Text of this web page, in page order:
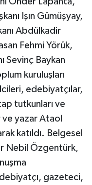
Işın Gümüşyay,
Abdülkadir
Fehmi Yörük,
Sevinç Baykan
kuruluşları
edebiyatçılar,
tutkunları ve
ve yazar Ataol
katıldı. Belgesel
Nebil Özgentürk,
gazeteci,